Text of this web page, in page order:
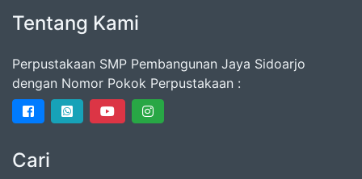
Tentang Kami
Perpustakaan SMP Pembangunan Jaya Sidoarjo
dengan Nomor Pokok Perpustakaan :
Cari